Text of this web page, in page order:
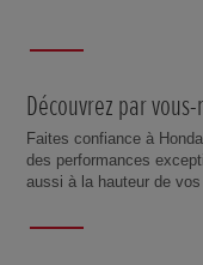
Découvrez par
Faites confiance à
des performances
aussi à la hauteur de